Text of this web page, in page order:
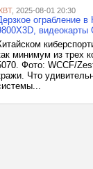
, 2025-08-01 20:30
ограбление
минимум из трех
Фото: WCCF/
Что